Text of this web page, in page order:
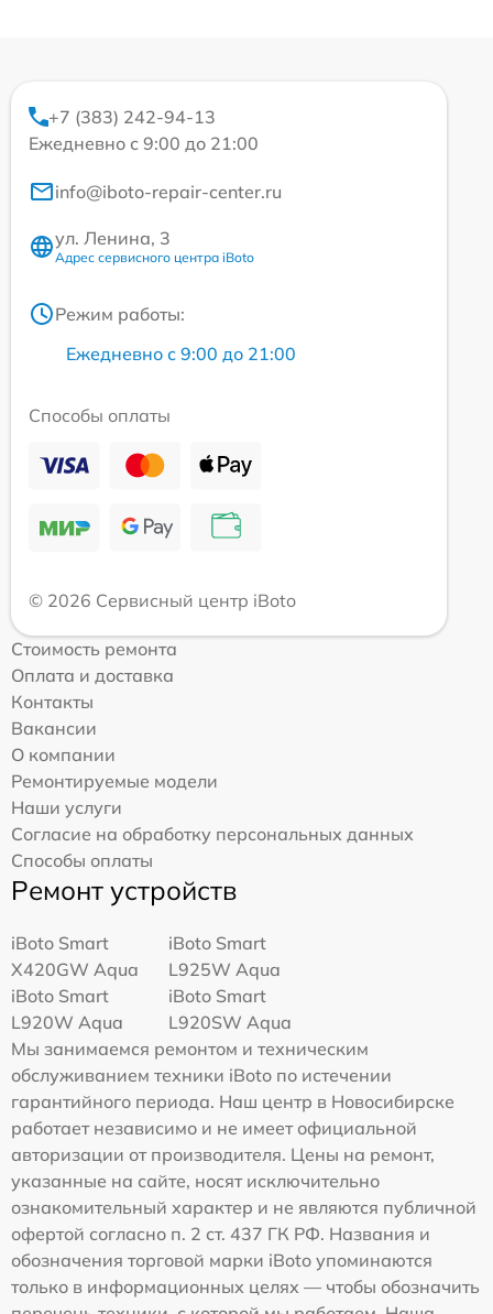
+7 (383) 242-94-13
Ежедневно с 9:00 до 21:00
info@iboto-repair-center.ru
ул. Ленина, 3
Адрес сервисного центра iBoto
Режим работы:
Ежедневно с 9:00 до 21:00
Способы оплаты
© 2026 Сервисный центр iBoto
Стоимость ремонта
Оплата и доставка
Контакты
Вакансии
О компании
Ремонтируемые модели
Наши услуги
Согласие на обработку персональных данных
Способы оплаты
Ремонт устройств
iBoto Smart
Х420GW Aqua
iBoto Smart
L925W Aqua
iBoto Smart
L920W Aqua
iBoto Smart
L920SW Aqua
Мы занимаемся ремонтом и техническим
обслуживанием техники iBoto по истечении
гарантийного периода. Наш центр в Новосибирске
работает независимо и не имеет официальной
авторизации от производителя. Цены на ремонт,
указанные на сайте, носят исключительно
ознакомительный характер и не являются публичной
офертой согласно п. 2 ст. 437 ГК РФ. Названия и
обозначения торговой марки iBoto упоминаются
только в информационных целях — чтобы обозначить